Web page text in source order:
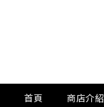
首頁 商店介紹